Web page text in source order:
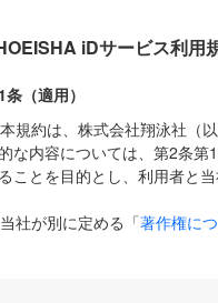
iDサービス利用
条（適用）
規約は、株式会社翔泳社（
な内容については、第2条第
ことを目的とし、利用者と
社が別に定める「著作権に